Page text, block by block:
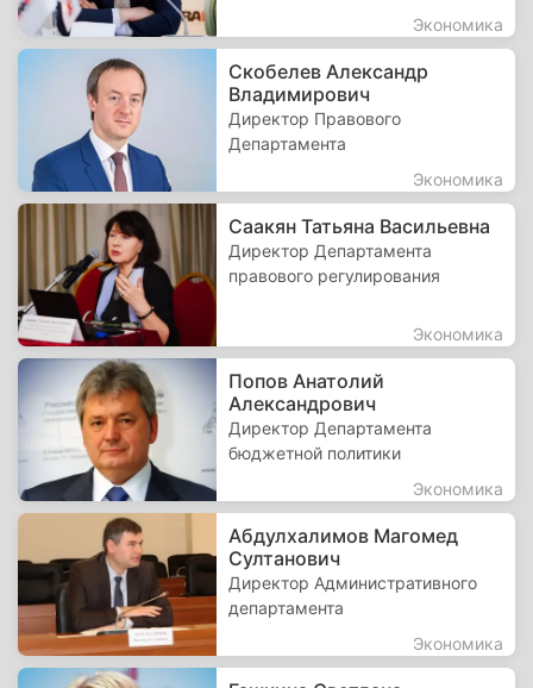
Экономика
Скобелев Александр
Владимирович
Директор Правового
Департамента
Экономика
Саакян Татьяна Васильевна
Директор Департамента
правового регулирования
Экономика
Попов Анатолий
Александрович
Директор Департамента
бюджетной политики
Экономика
Абдулхалимов Магомед
Султанович
Директор Административного
департамента
Экономика